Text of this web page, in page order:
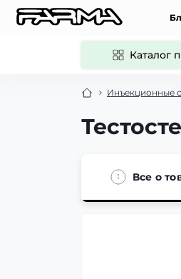
Каталог
Инъекционные
Все о